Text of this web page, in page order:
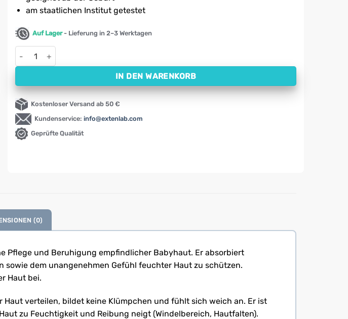
am staatlichen Institut getestet
Auf Lager- Lieferung in 2–3 Werktagen
Baby-Puder BATOLE Alpa (100 g) Menge
IN DEN WARENKORB
Kostenloser Versand ab 50 €
Kundenservice: info@extenlab.com
Geprüfte Qualität
(0)
Pflege und Beruhigung empfindlicher Babyhaut. Er absorbiert
dem unangenehmen Gefühl feuchter Haut zu schützen.
Haut bei.
verteilen, bildet keine Klümpchen und fühlt sich weich an. Er ist
zu Feuchtigkeit und Reibung neigt (Windelbereich, Hautfalten).